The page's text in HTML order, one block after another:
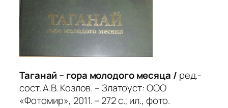
Таганай – гора молодого месяца / ред.-
сост. А.В. Козлов. – Златоуст: ООО
«Фотомир», 2011. – 272 с.; ил., фото.